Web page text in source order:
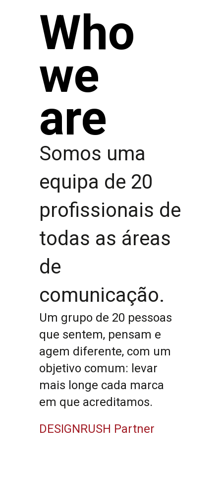
Who
we
are
Somos uma
equipa de 20
profissionais de
todas as áreas
de
comunicação.
Um grupo de 20 pessoas
que sentem, pensam e
agem diferente, com um
objetivo comum: levar
mais longe cada marca
em que acreditamos.
DESIGNRUSH Partner